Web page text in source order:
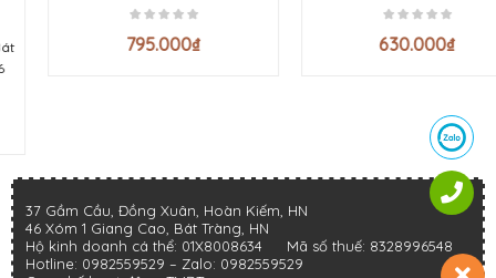
795.000₫ 630.000₫
37 Gầm Cầu, Đồng Xuân, Hoàn Kiếm, HN
46 Xóm 1 Giang Cao, Bát Tràng, HN
Hộ kinh doanh cá thể: 01X8008634
Mã số thuế: 8328996548
Hotline: 0982559529 – Zalo: 0982559529